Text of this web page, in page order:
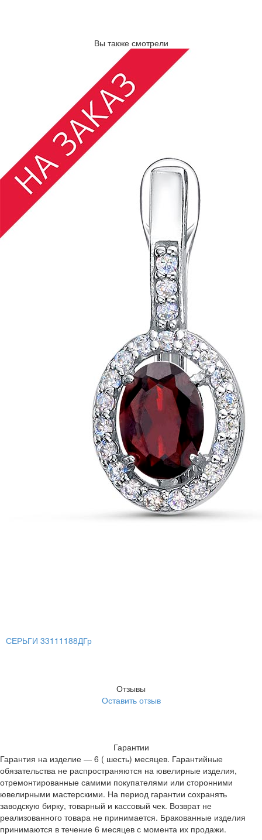
Вы также смотрели
СЕРЬГИ 33111188ДГр
Отзывы
Оставить отзыв
Гарантии
Гарантия на изделие — 6 ( шесть) месяцев. Гарантийные
обязательства не распространяются на ювелирные изделия,
отремонтированные самими покупателями или сторонними
ювелирными мастерскими. На период гарантии сохранять
заводскую бирку, товарный и кассовый чек. Возврат не
реализованного товара не принимается. Бракованные изделия
принимаются в течение 6 месяцев с момента их продажи.